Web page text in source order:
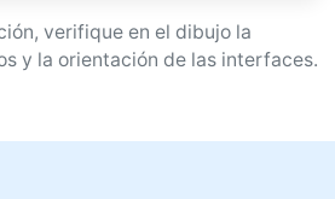
verifique en el dibujo la
y la orientación de las interfaces.